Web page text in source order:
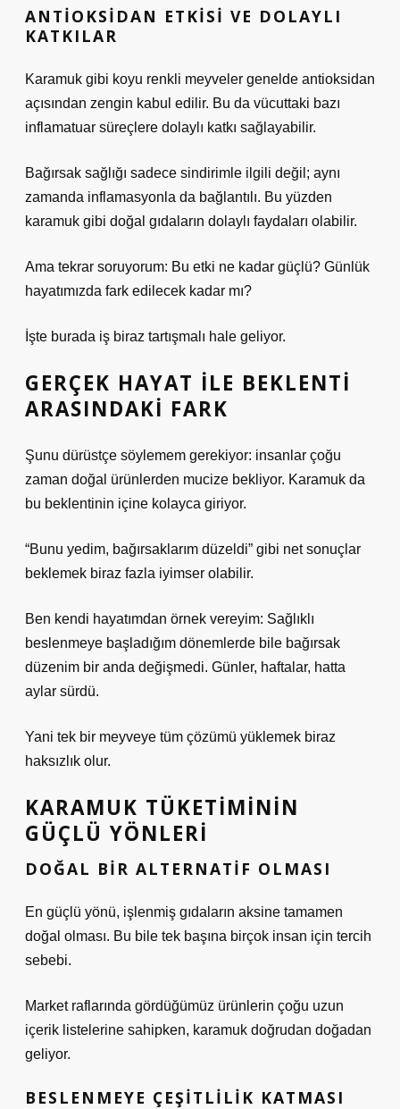
ANTIOKSIDAN ETKISI VE DOLAYLI
KATKILAR
Karamuk gibi koyu renkli meyveler genelde antioksidan
açısından zengin kabul edilir. Bu da vücuttaki bazı
inflamatuar süreçlere dolaylı katkı sağlayabilir.
Bağırsak sağlığı sadece sindirimle ilgili değil; aynı
zamanda inflamasyonla da bağlantılı. Bu yüzden
karamuk gibi doğal gıdaların dolaylı faydaları olabilir.
Ama tekrar soruyorum: Bu etki ne kadar güçlü? Günlük
hayatımızda fark edilecek kadar mı?
İşte burada iş biraz tartışmalı hale geliyor.
GERÇEK HAYAT ILE BEKLENTI
ARASINDAKI FARK
Şunu dürüstçe söylemem gerekiyor: insanlar çoğu
zaman doğal ürünlerden mucize bekliyor. Karamuk da
bu beklentinin içine kolayca giriyor.
“Bunu yedim, bağırsaklarım düzeldi” gibi net sonuçlar
beklemek biraz fazla iyimser olabilir.
Ben kendi hayatımdan örnek vereyim: Sağlıklı
beslenmeye başladığım dönemlerde bile bağırsak
düzenim bir anda değişmedi. Günler, haftalar, hatta
aylar sürdü.
Yani tek bir meyveye tüm çözümü yüklemek biraz
haksızlık olur.
KARAMUK TÜKETIMININ
GÜÇLÜ YÖNLERI
DOĞAL BIR ALTERNATIF OLMASI
En güçlü yönü, işlenmiş gıdaların aksine tamamen
doğal olması. Bu bile tek başına birçok insan için tercih
sebebi.
Market raflarında gördüğümüz ürünlerin çoğu uzun
içerik listelerine sahipken, karamuk doğrudan doğadan
geliyor.
BESLENMEYE ÇEŞITLILIK KATMASI